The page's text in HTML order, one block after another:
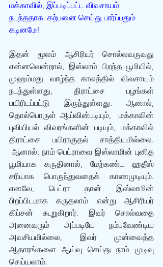
மக்காவில், இப்படிப்பட்ட விவசாயம்
நடந்ததாக  கற்பனை செய்து பார்ப்பதும்
கடினமே!
இதன் மூலம் ஆசிரியர் சொல்லவருவது
என்னவென்றால், இஸ்லாம் பிறந்த பூமியில்,
முஹம்மது வாழ்ந்த காலத்தில் விவசாயம்
நடந்துள்ளது, திராட்சை பழங்கள்
பயிரிடப்பட்டு இருந்துள்ளது. ஆனால்,
தொல்பொருள் ஆய்வின்படியும்,  மக்காவின்
புவியியல் விவரங்களின் படியும், மக்காவில்
திராட்சை பயிராகுதல் சாத்தியமில்லை.
ஆனால், நாம் பெட்ராவை இஸ்லாமின் புனித
பூமியாக கருதினால், மேற்கண்ட ஹதீஸ்
சரியாக பொருந்துவதைக் காணமுடியும்.
எனவே, பெட்ரா தான் இஸ்லாமின்
பிறப்பிடமாக கருதலாம் என்று ஆசிரியர்
கிப்சன் கூறுகிறார். இவர் சொல்வதை
அனைவரும் அப்படியே நம்பவேண்டிய
அவசியமில்லை, இவர் முன்வைத்த
ஆதாரங்களை ஆய்வு செய்து நாம் முடிவு
செய்யலாம்.